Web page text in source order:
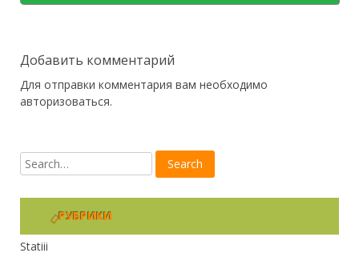
Добавить комментарий
Для отправки комментария вам необходимо
авторизоваться.
РУБРИКИ
Statiii